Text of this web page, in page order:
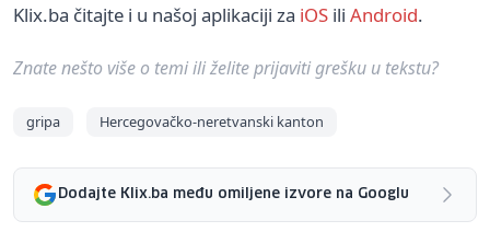
Klix.ba čitajte i u našoj aplikaciji za iOS ili Android.
Znate nešto više o temi ili želite prijaviti grešku u tekstu?
gripa Hercegovačko-neretvanski kanton
Dodajte Klix.ba među omiljene izvore na Googlu